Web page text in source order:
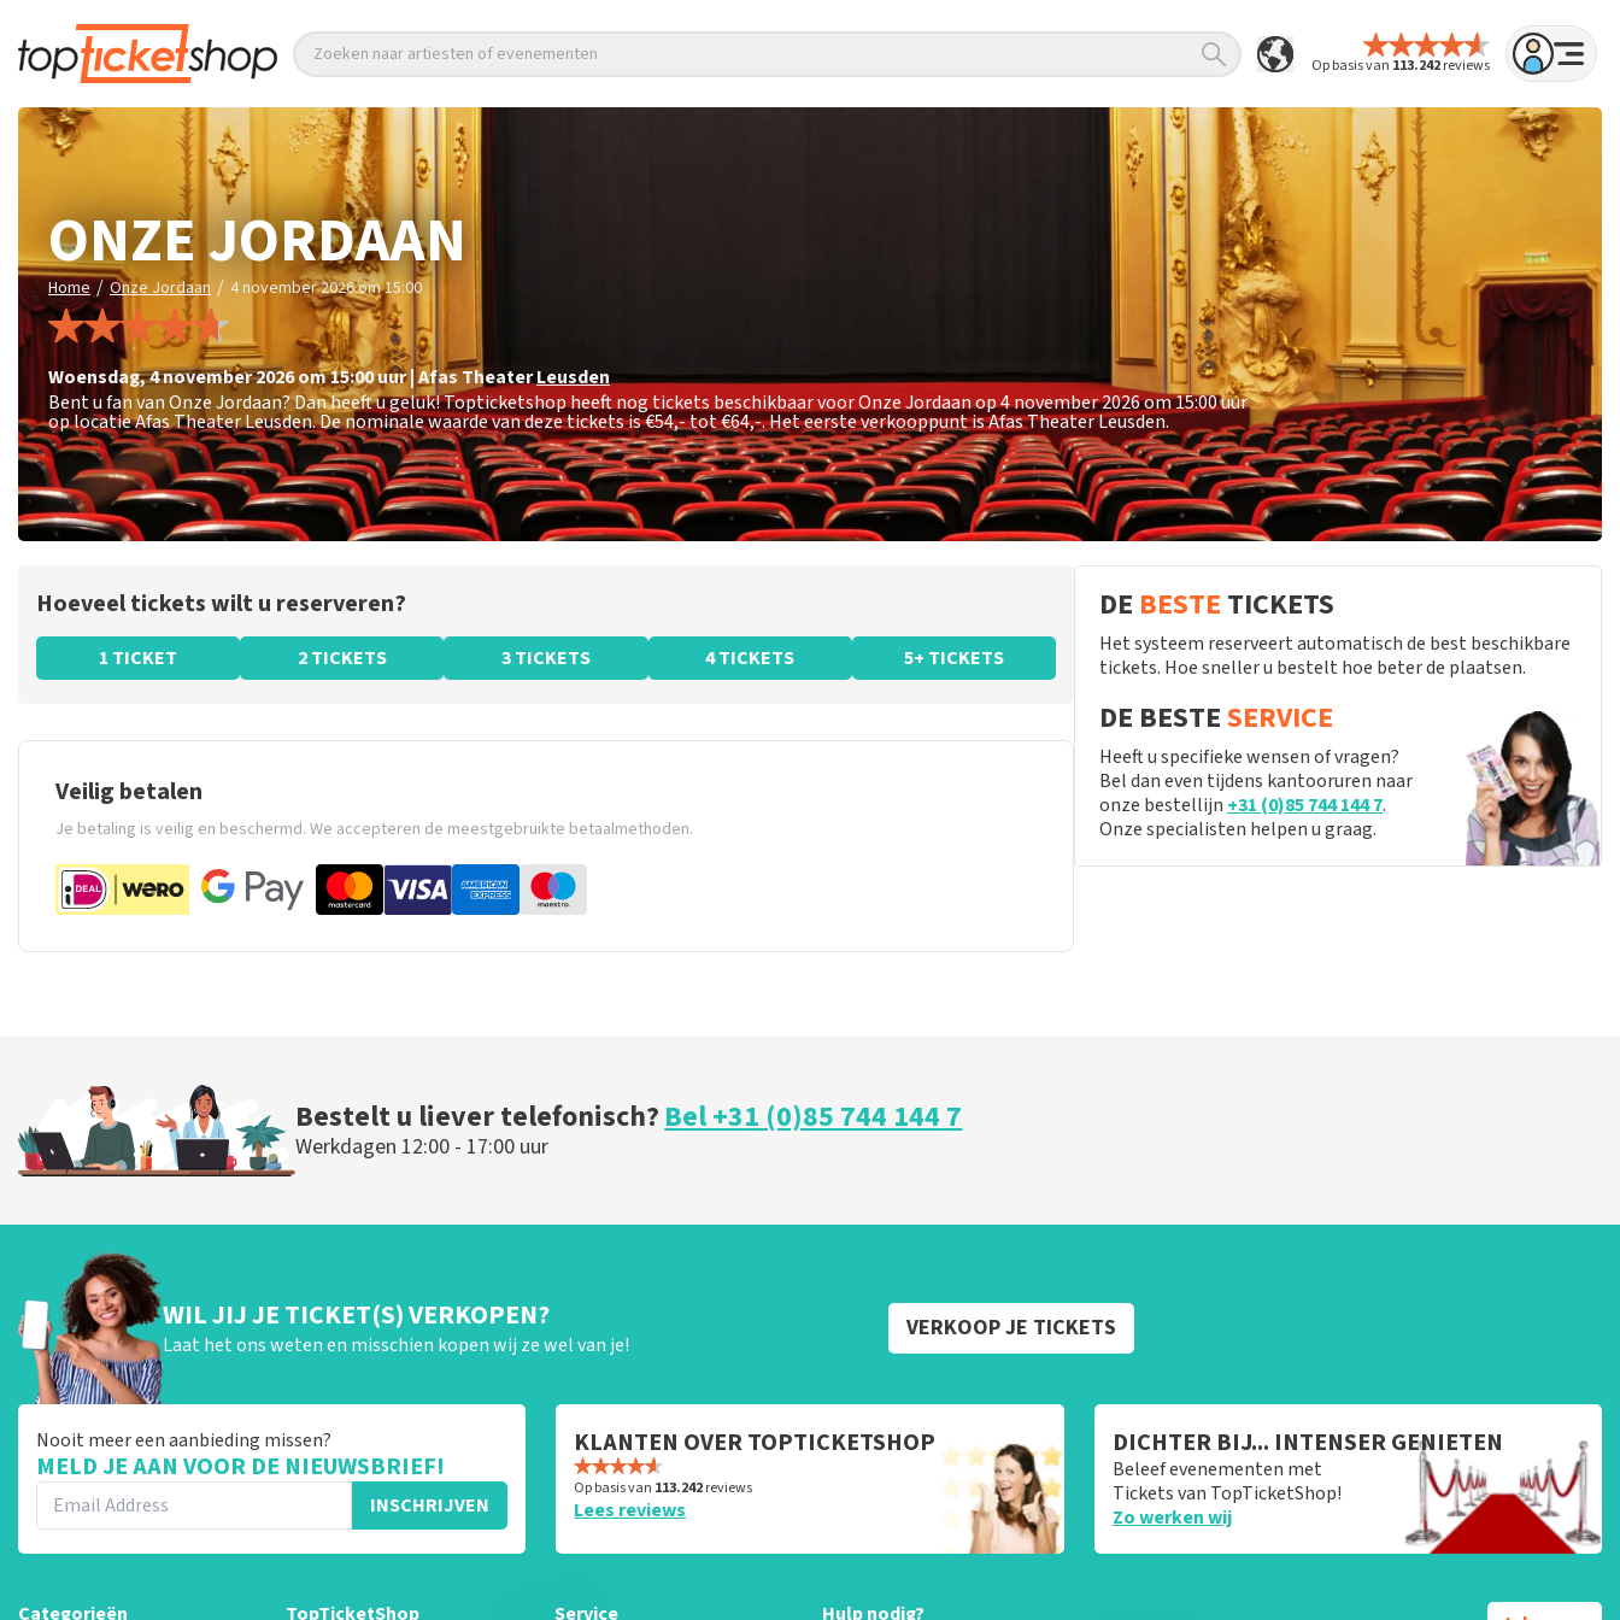
Op basis van 113.242reviews
Zoeken naar artiesten of evenementen
ONZE JORDAAN
Home / Onze Jordaan / 4 november 2026 om 15:00
woensdag,4 november 2026 om 15:00uur|Afas TheaterLeusden
Bent u fan van Onze Jordaan? Dan heeft u geluk! Topticketshop heeft nog tickets beschikbaar voor Onze Jordaan op 4 november 2026 om 15:00 uur
op locatie Afas Theater Leusden. De nominale waarde van deze tickets is€54,- tot €64,-. Het eerste verkooppunt is Afas Theater Leusden.
Hoeveel tickets wilt u reserveren?
1 TICKET 2 TICKETS 3 TICKETS 4 TICKETS 5+ TICKETS
Veilig betalen
Je betaling is veilig en beschermd. We accepteren de meestgebruikte betaalmethoden.
DE BESTE TICKETS
Het systeem reserveert automatisch de best beschikbare
tickets. Hoe sneller u bestelt hoe beter de plaatsen.
DE BESTESERVICE
Heeft u specifieke wensen of vragen?
Bel dan even tijdens kantooruren naar
onze bestellijn +31 (0)85 744 144 7.
Onze specialisten helpen u graag.
Bestelt u liever telefonisch?Bel +31 (0)85 744 144 7
Werkdagen 12:00 - 17:00 uur
WIL JIJ JE TICKET(S) VERKOPEN?
Laat het ons weten en misschien kopen wij ze wel van je!
VERKOOP JE TICKETS
Nooit meer een aanbieding missen?
MELD JE AAN VOOR DE NIEUWSBRIEF!
INSCHRIJVEN
KLANTEN OVER TOPTICKETSHOP
Op basis van 113.242reviews
Lees reviews
DICHTER BIJ... INTENSER GENIETEN
Beleef evenementen met
Tickets van TopTicketShop!
Zo werken wij
Categorieën TopTicketShop Service Hulp nodig?